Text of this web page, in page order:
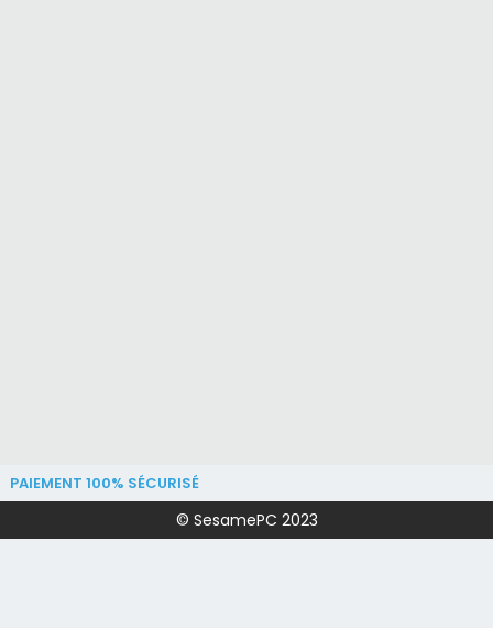
PAIEMENT 100% SÉCURISÉ
© SesamePC 2023